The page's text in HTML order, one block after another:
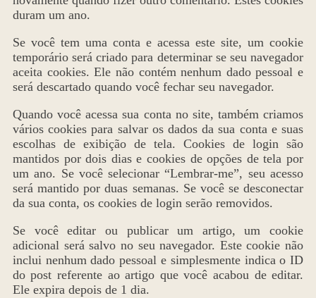
duram um ano.
Se você tem uma conta e acessa este site, um cookie
temporário será criado para determinar se seu navegador
aceita cookies. Ele não contém nenhum dado pessoal e
será descartado quando você fechar seu navegador.
Quando você acessa sua conta no site, também criamos
vários cookies para salvar os dados da sua conta e suas
escolhas de exibição de tela. Cookies de login são
mantidos por dois dias e cookies de opções de tela por
um ano. Se você selecionar “Lembrar-me”, seu acesso
será mantido por duas semanas. Se você se desconectar
da sua conta, os cookies de login serão removidos.
Se você editar ou publicar um artigo, um cookie
adicional será salvo no seu navegador. Este cookie não
inclui nenhum dado pessoal e simplesmente indica o ID
do post referente ao artigo que você acabou de editar.
Ele expira depois de 1 dia.